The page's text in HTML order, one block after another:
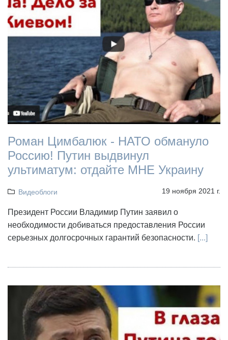
Роман Цимбалюк - НАТО обмануло
Россию! Путин выдвинул
ультиматум: отдайте МНЕ Украину
Видеоблоги 19 ноября 2021 г.
Президент России Владимир Путин заявил о
необходимости добиваться предоставления России
серьезных долгосрочных гарантий безопасности. [...]